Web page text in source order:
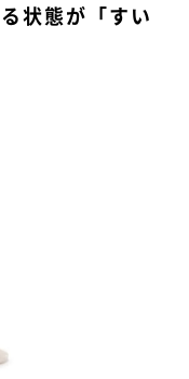
状態が「すい